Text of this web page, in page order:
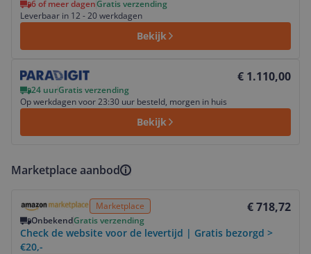
6 of meer dagenGratis verzending
Leverbaar in 12 - 20 werkdagen
Bekijk
€ 1.110,00
24 uurGratis verzending
Op werkdagen voor 23:30 uur besteld, morgen in huis
Bekijk
Bekijk product
Marketplace aanbod
Marketplace € 718,72
OnbekendGratis verzending
Check de website voor de levertijd | Gratis bezorgd >
€20,-